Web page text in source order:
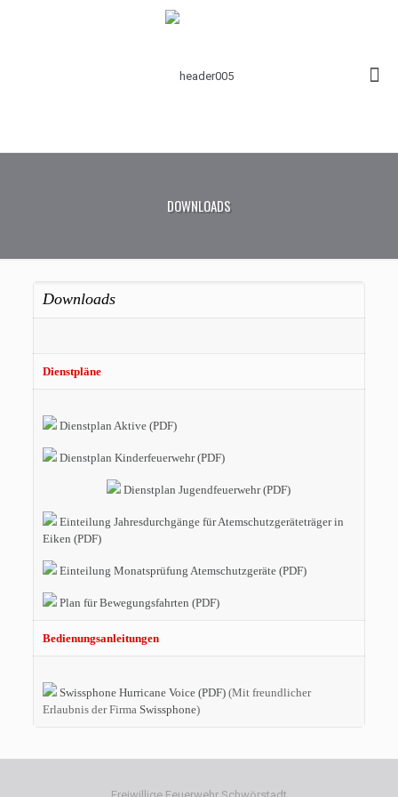
DOWNLOADS
Downloads
Dienstpläne
Dienstplan Aktive (PDF)
Dienstplan Kinderfeuerwehr (PDF)
Dienstplan Jugendfeuerwehr (PDF)
Einteilung Jahresdurchgänge für Atemschutzgeräteträger in
Eiken (PDF)
Einteilung Monatsprüfung Atemschutzgeräte (PDF)
Plan für Bewegungsfahrten (PDF)
Bedienungsanleitungen
Swissphone Hurricane Voice (PDF)(Mit freundlicher
Erlaubnis der Firma Swissphone)